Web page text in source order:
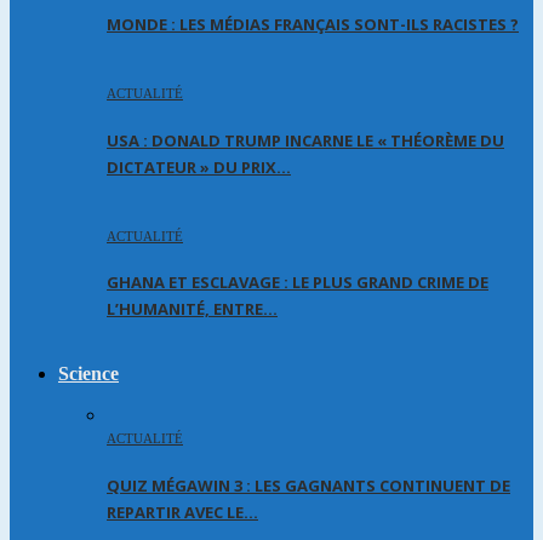
MONDE : LES MÉDIAS FRANÇAIS SONT-ILS RACISTES ?
ACTUALITÉ
USA : DONALD TRUMP INCARNE LE « THÉORÈME DU
DICTATEUR » DU PRIX…
ACTUALITÉ
GHANA ET ESCLAVAGE : LE PLUS GRAND CRIME DE
L’HUMANITÉ, ENTRE…
Science
ACTUALITÉ
QUIZ MÉGAWIN 3 : LES GAGNANTS CONTINUENT DE
REPARTIR AVEC LE…